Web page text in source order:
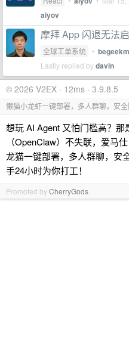
aiyov
摩拜 App 闪退无法
全球工单系统 •
Lastly replied bydavin
© 2026 V2EX · 12ms · 3.9.8.5
懒猫小龙虾一键部署，多人群聊，安
想玩 AI Agent 又怕门槛高？那
（OpenClaw）不失联，爱马
龙猫一键部署，多人群聊，安
手24小时为你打工！
Promoted byCherryGods